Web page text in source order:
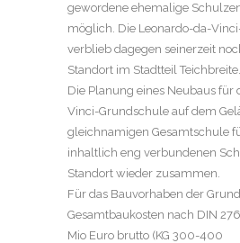
gewordene ehemalige
möglich. Die Leonardo-da-
verblieb dagegen seinerzeit
Standort im Stadtteil Teichbreite.
Die Planung eines Neubaus für
Vinci-Grundschule auf dem
gleichnamigen Gesamtschule
inhaltlich eng verbundenen
Standort wieder zusammen.
Für das Bauvorhaben der
Gesamtbaukosten nach DIN
Mio Euro brutto (KG 300-400